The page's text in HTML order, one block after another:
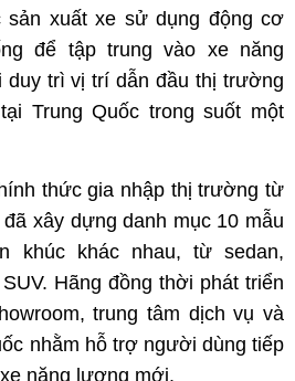
sản xuất xe sử dụng động cơ
để tập trung vào xe năng
duy trì vị trí dẫn đầu thị trường
Trung Quốc trong suốt một
thức gia nhập thị trường từ
xây dựng danh mục 10 mẫu
khúc khác nhau, từ sedan,
Hãng đồng thời phát triển
trung tâm dịch vụ và
nhằm hỗ trợ người dùng tiếp
năng lượng mới.